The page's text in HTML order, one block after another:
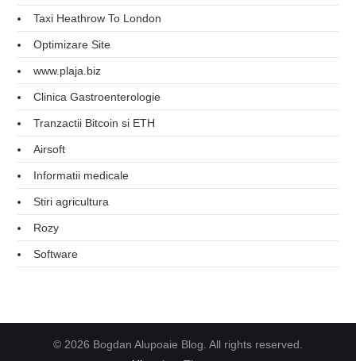
Taxi Heathrow To London
Optimizare Site
www.plaja.biz
Clinica Gastroenterologie
Tranzactii Bitcoin si ETH
Airsoft
Informatii medicale
Stiri agricultura
Rozy
Software
© 2026 Bogdan Alupoaie Blog. All rights reserved.